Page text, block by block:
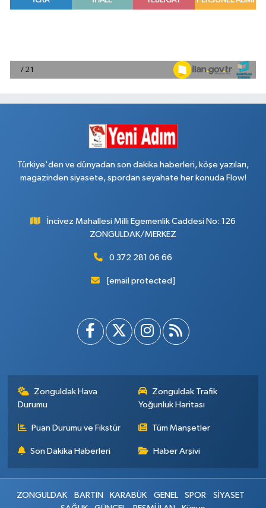
Türkiye'den ve dünyadan son dakika haberleri, köşe yazıları,
magazinden siyasete, spordan seyahate her konuda Flow!
İncivez Mahallesi Milli Egemenlik Caddesi No: 126
ZONGULDAK/MERKEZ
0 372 281 06 66
[email protected]
Zonguldak Hava
Durumu
Zonguldak Trafik
Yoğunluk Haritası
Puan Durumu ve Fikstür Tüm Manşetler
Son Dakika Haberleri Haber Arşivi
ZONGULDAK BARTIN KARABÜK GENEL SPOR
SİYASET